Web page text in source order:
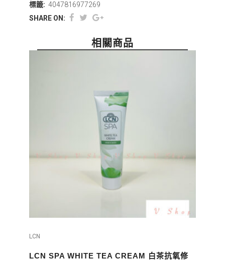
標籤: 4047816977269
SHARE ON:
相關商品
LCN
LCN SPA WHITE TEA CREAM 白茶抗氧修